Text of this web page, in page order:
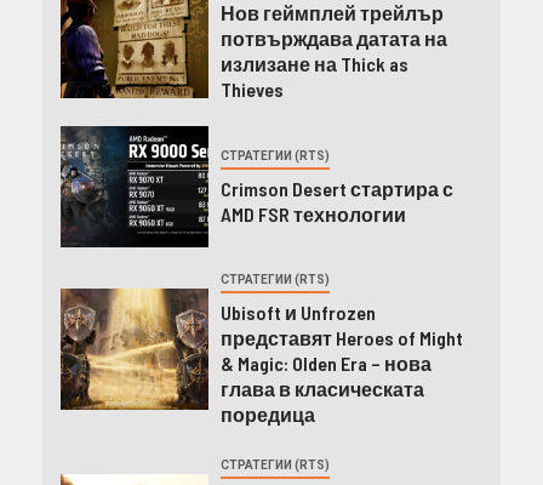
Нов геймплей трейлър
потвърждава датата на
излизане на Thick as
Thieves
СТРАТЕГИИ (RTS)
Crimson Desert стартира с
AMD FSR технологии
СТРАТЕГИИ (RTS)
Ubisoft и Unfrozen
представят Heroes of Might
& Magic: Olden Era – нова
глава в класическата
поредица
СТРАТЕГИИ (RTS)